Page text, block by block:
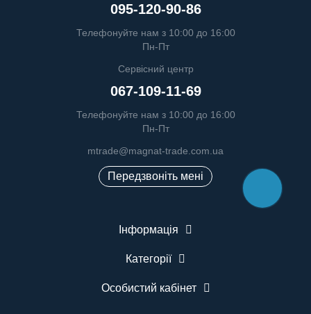
095-120-90-86
Телефонуйте нам з 10:00 до 16:00
Пн-Пт
Сервісний центр
067-109-11-69
Телефонуйте нам з 10:00 до 16:00
Пн-Пт
mtrade@magnat-trade.com.ua
Передзвоніть мені
Інформація
Категорії
Особистий кабінет